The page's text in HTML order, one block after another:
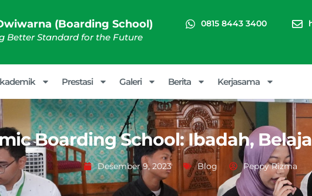
(Boarding School)
Better Standard for the Future
0815 8443 3400
Prestasi Galeri Berita Kerjasama
Boarding School: Ibadah,
Desember 9, 2023 Blog Peppy Rizma